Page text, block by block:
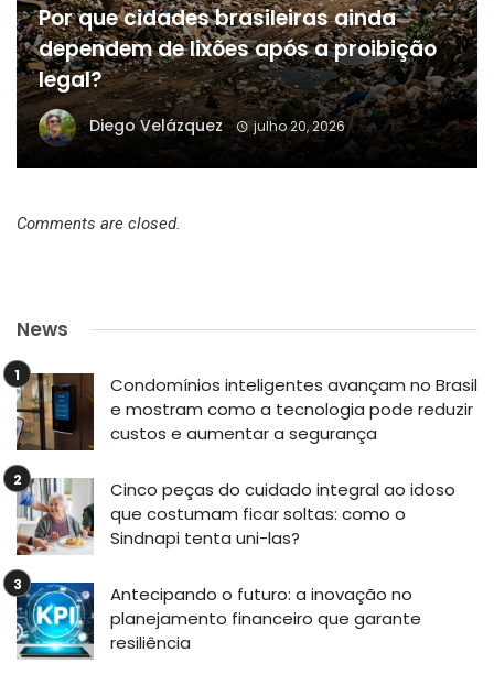
Por que cidades brasileiras ainda
dependem de lixões após a proibição
legal?
Diego Velázquez julho 20, 2026
Comments are closed.
News
Condomínios inteligentes avançam no Brasil
e mostram como a tecnologia pode reduzir
custos e aumentar a segurança
Cinco peças do cuidado integral ao idoso
que costumam ficar soltas: como o
Sindnapi tenta uni-las?
Antecipando o futuro: a inovação no
planejamento financeiro que garante
resiliência